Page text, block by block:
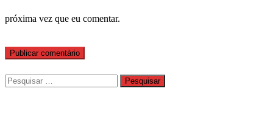
próxima vez que eu comentar.
Pesquisar
por: